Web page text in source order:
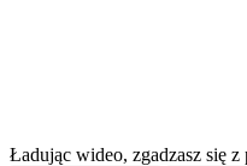
Ładując wideo, zgadzasz się